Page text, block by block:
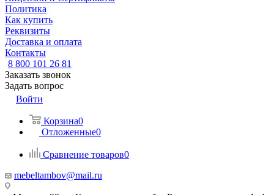
Политика
Как купить
Реквизиты
Доставка и оплата
Контакты
8 800 101 26 81
Заказать звонок
Задать вопрос
Войти
Корзина0
Отложенные0
Сравнение товаров0
mebeltambov@mail.ru